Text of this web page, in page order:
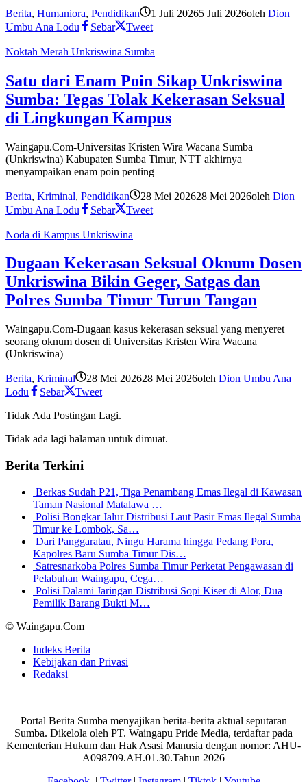
Berita, Humaniora, Pendidikan 1 Juli 20265 Juli 2026oleh Dion
Umbu Ana Lodu
Sebar Tweet
Noktah Merah Unkriswina Sumba
Satu dari Enam Poin Sikap Unkriswina
Sumba: Tegas Tolak Kekerasan Seksual
di Lingkungan Kampus
Waingapu.Com-Universitas Kristen Wira Wacana Sumba
(Unkriswina) Kabupaten Sumba Timur, NTT akhirnya
menyampaikan enam poin penting
Berita, Kriminal, Pendidikan 28 Mei 202628 Mei 2026oleh Dion
Umbu Ana Lodu
Sebar Tweet
Noda di Kampus Unkriswina
Dugaan Kekerasan Seksual Oknum Dosen
Unkriswina Bikin Geger, Satgas dan
Polres Sumba Timur Turun Tangan
Waingapu.Com-Dugaan kasus kekerasan seksual yang menyeret
seorang oknum dosen di Universitas Kristen Wira Wacana
(Unkriswina)
Berita, Kriminal 28 Mei 202628 Mei 2026oleh Dion Umbu Ana
Lodu
Sebar
Tweet
Tidak Ada Postingan Lagi.
Tidak ada lagi halaman untuk dimuat.
Berita Terkini
Berkas Sudah P21, Tiga Penambang Emas Ilegal di Kawasan
Taman Nasional Matalawa …
Polisi Bongkar Jalur Distribusi Laut Pasir Emas Ilegal Sumba
Timur ke Lombok, Sa…
Dari Panggaratau, Ningu Harama hingga Pedang Pora,
Kapolres Baru Sumba Timur Dis…
Satresnarkoba Polres Sumba Timur Perketat Pengawasan di
Pelabuhan Waingapu, Cega…
Polisi Dalami Jaringan Distribusi Sopi Kiser di Alor, Dua
Pemilik Barang Bukti M…
© Waingapu.Com
Indeks Berita
Kebijakan dan Privasi
Redaksi
Portal Berita Sumba menyajikan berita-berita aktual seputaran
Sumba. Dikelola oleh PT. Waingapu Pride Media, terdaftar pada
Kementerian Hukum dan Hak Asasi Manusia dengan nomor: AHU-
A098709.AH.01.30.Tahun 2026